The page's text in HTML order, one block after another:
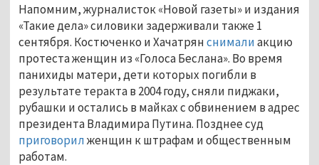
Напомним, журналисток «Новой газеты» и издания
«Такие дела» силовики задерживали также 1
сентября. Костюченко и Хачатрянснималиакцию
протеста женщин из «Голоса Беслана». Во время
панихиды матери, дети которых погибли в
результате теракта в 2004 году, сняли пиджаки,
рубашки и остались в майках с обвинением в адрес
президента Владимира Путина. Позднее суд
приговорилженщин к штрафам и общественным
работам.